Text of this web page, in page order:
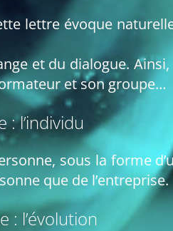
lettre évoque
et du dialogue.
et son groupe…
: l’individu
sous la forme
que de l’entreprise.
: l’évolution